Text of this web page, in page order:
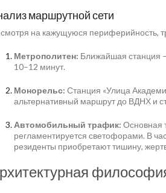
маршрутной сети
на кажущуюся периферийность,
Метрополитен: Ближайшая станция
10–12 минут.
Монорельс: Станция «Улица
альтернативный маршрут до ВДНХ и
Автомобильный трафик: Основная
регламентируется светофорами. В
резиденты приобретают тишину,